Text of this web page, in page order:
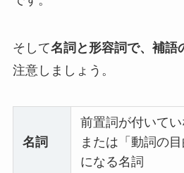
そして名詞と形容詞で、補語
注意しましょう。
名詞
前置詞が付いてい
または「動詞の
になる名詞